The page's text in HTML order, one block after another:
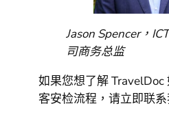
Jason Spencer，
司商务总监
如果您想了解 TravelDoc
客安检流程，请立即联系